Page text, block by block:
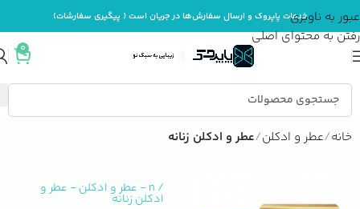
عبور به ناوبری
رفتن به محتوای اصلی
خدمات پاپروک و ارسال سفارش‌ها در جریان است ( پیگیری سفارشات)
0
خانه عطر و ادکلن عطر و ادکلن زنانه
/
n
- عطر و ادکلن- عطر و
ادکلن زنانه